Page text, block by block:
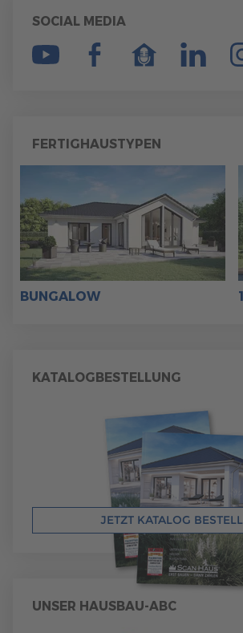
SOCIAL MEDIA
FERTIGHAUSTYPEN
BUNGALOW
KATALOGBESTELLUNG
JETZT KATALOG
UNSER HAUSBAU-ABC